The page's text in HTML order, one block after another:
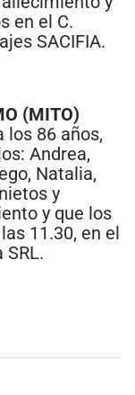
en el C.
SACIFIA.
(MITO)
los 86 años,
Andrea,
Natalia,
y
y que los
11.30, en el
SRL.